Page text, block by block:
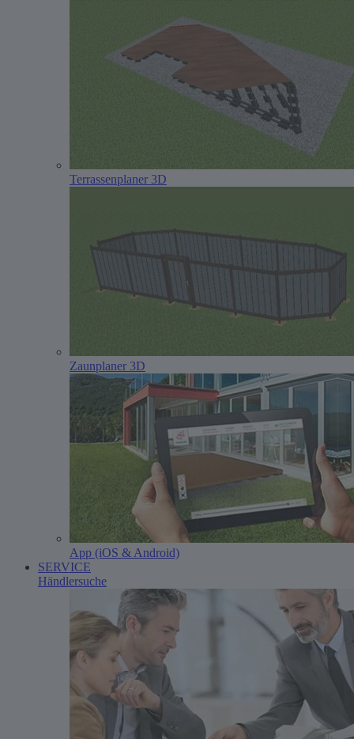
Terrassenplaner 3D
Zaunplaner 3D
App (iOS & Android)
SERVICE
Händlersuche